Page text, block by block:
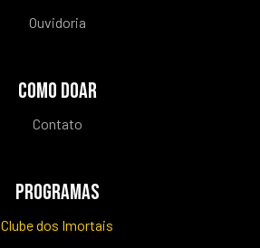
Ouvidoria
COMO DOAR
Contato
PROGRAMAS
Clube dos Imortais